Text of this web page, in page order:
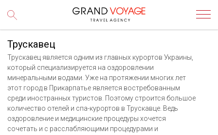
Трускавец
Трускавец является одним из главных курортов Украины,
который специализируется на оздоровлении
минеральными водами. Уже на протяжении многих лет
этот город в Прикарпатье является востребованным
среди иностранных туристов. Поэтому строится большое
количество отелей и спа-курортов в Трускавце. Ведь
оздоровление и медицинские процедуры хочется
сочетать и с расслабляющими процедурами и